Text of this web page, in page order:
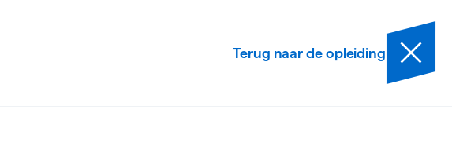
Terug naar de opleiding